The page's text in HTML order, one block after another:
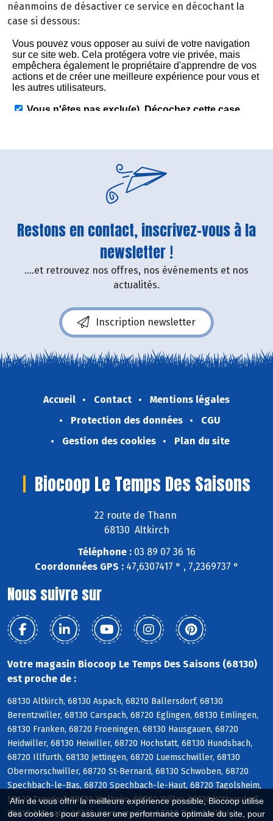
Afin de vous offrir la meilleure expérience possible, Biocoop utilise
des cookies : pour assurer une performance optimale du site, pour
néanmoins de désactiver ce service en décochant la
case si dessous:
Restons en contact, inscrivez-vous à la
newsletter !
....et retrouvez nos offres, nos événements et nos
actualités.
Inscription newsletter
Accueil Contact
Mentions légales
Protection des données
CGU
Gestion des cookies
Plan du site
Biocoop Le Temps Des Saisons
22 route de Thann
68130 Altkirch
Téléphone : 03 89 07 36 16
Coordonnées GPS :47,6307417 ° , 7,2369737 °
Nous suivre sur
Votre magasin Biocoop Le Temps Des Saisons (68130)
est proche de :
68130 Altkirch, 68130 Aspach, 68210 Ballersdorf, 68130
Berentzwiller, 68130 Carspach, 68720 Eglingen, 68130 Emlingen,
68130 Franken, 68720 Froeningen, 68130 Hausgauen, 68720
Heidwiller, 68130 Heiwiller, 68720 Hochstatt, 68130 Hundsbach,
68720 Illfurth, 68130 Jettingen, 68720 Luemschwiller, 68130
Obermorschwiller, 68720 St-Bernard, 68130 Schwoben, 68720
Spechbach-le-Bas, 68720 Spechbach-le-Haut, 68720 Tagolsheim,
68130 Tagsdorf, 68130 Walheim, 68960 Willer, 68130 Wittersdorf,
68210 Altenach, 68210 Ammerzwiller, 68210 Balschwiller